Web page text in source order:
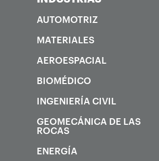
AUTOMOTRIZ
MATERIALES
AEROESPACIAL
BIOMÉDICO
INGENIERÍA CIVIL
GEOMECÁNICA DE LAS
ROCAS
ENERGÍA